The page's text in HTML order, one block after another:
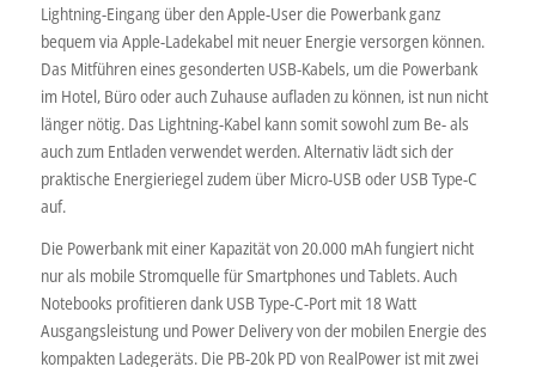
Lightning-Eingang über den Apple-User die Powerbank ganz
bequem via Apple-Ladekabel mit neuer Energie versorgen können.
Das Mitführen eines gesonderten USB-Kabels, um die Powerbank
im Hotel, Büro oder auch Zuhause aufladen zu können, ist nun nicht
länger nötig. Das Lightning-Kabel kann somit sowohl zum Be- als
auch zum Entladen verwendet werden. Alternativ lädt sich der
praktische Energieriegel zudem über Micro-USB oder USB Type-C
auf.
Die Powerbank mit einer Kapazität von 20.000 mAh fungiert nicht
nur als mobile Stromquelle für Smartphones und Tablets. Auch
Notebooks profitieren dank USB Type-C-Port mit 18 Watt
Ausgangsleistung und Power Delivery von der mobilen Energie des
kompakten Ladegeräts. Die PB-20k PD von RealPower ist mit zwei